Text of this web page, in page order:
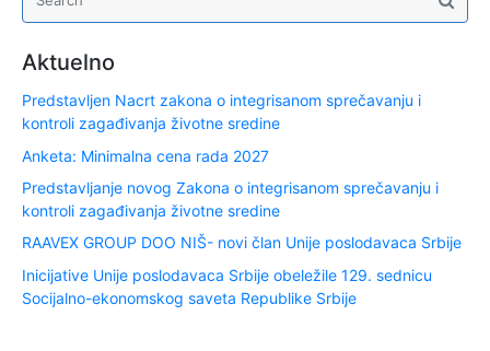
Aktuelno
Predstavljen Nacrt zakona o integrisanom sprečavanju i
kontroli zagađivanja životne sredine
Anketa: Minimalna cena rada 2027
Predstavljanje novog Zakona o integrisanom sprečavanju i
kontroli zagađivanja životne sredine
RAAVEX GROUP DOO NIŠ- novi član Unije poslodavaca Srbije
Inicijative Unije poslodavaca Srbije obeležile 129. sednicu
Socijalno-ekonomskog saveta Republike Srbije